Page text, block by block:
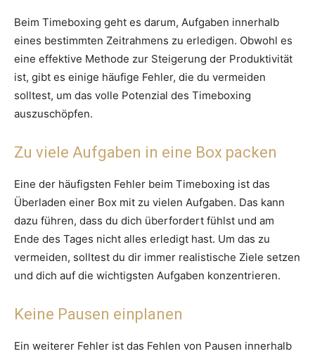
Beim Timeboxing geht es darum, Aufgaben innerhalb
eines bestimmten Zeitrahmens zu erledigen. Obwohl es
eine effektive Methode zur Steigerung der Produktivität
ist, gibt es einige häufige Fehler, die du vermeiden
solltest, um das volle Potenzial des Timeboxing
auszuschöpfen.
Zu viele Aufgaben in eine Box packen
Eine der häufigsten Fehler beim Timeboxing ist das
Überladen einer Box mit zu vielen Aufgaben. Das kann
dazu führen, dass du dich überfordert fühlst und am
Ende des Tages nicht alles erledigt hast. Um das zu
vermeiden, solltest du dir immer realistische Ziele setzen
und dich auf die wichtigsten Aufgaben konzentrieren.
Keine Pausen einplanen
Ein weiterer Fehler ist das Fehlen von Pausen innerhalb